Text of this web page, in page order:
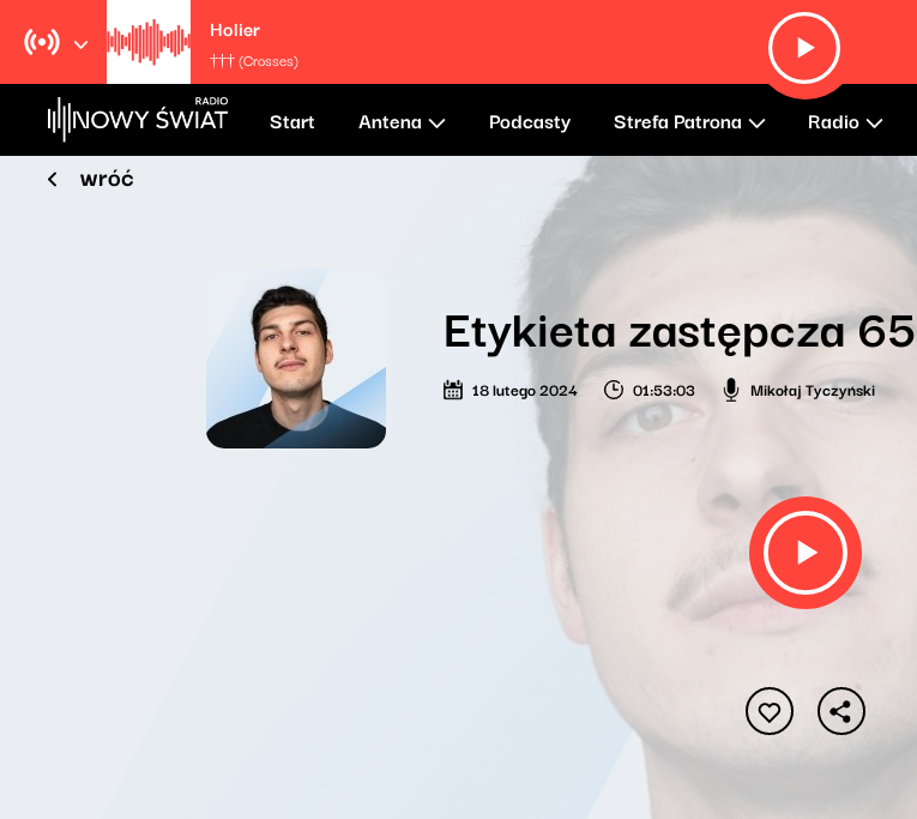
Holier
††† (Crosses)
Start Antena Podcasty Strefa Patrona Radio
wróć
Etykieta zastępcza 65
18 lutego 2024 01:53:03 Mikołaj Tyczyński